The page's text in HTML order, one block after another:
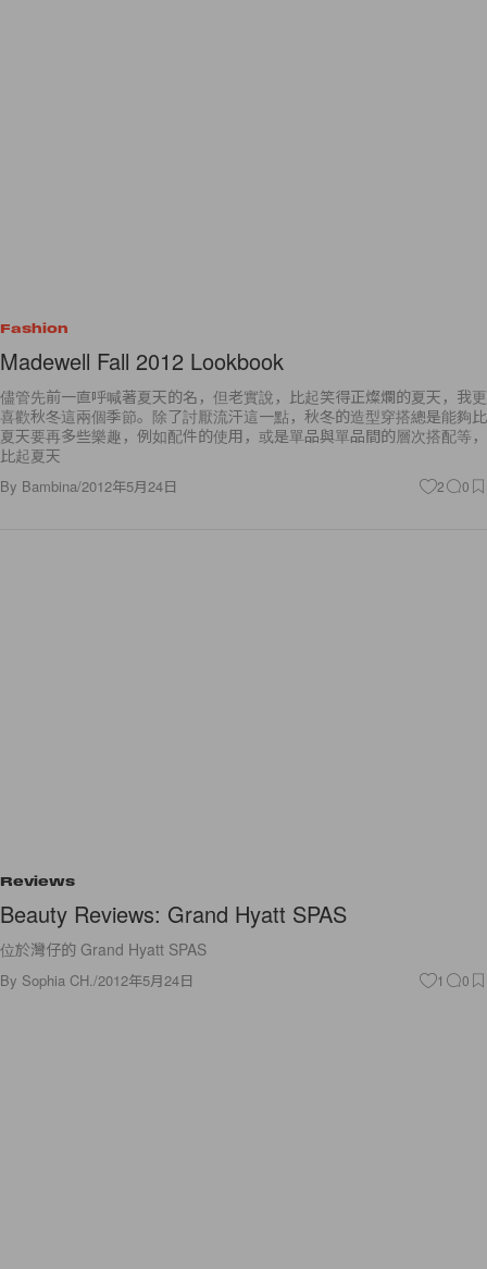
Fashion
Madewell Fall 2012 Lookbook
儘管先前一直呼喊著夏天的名，但老實說，比起笑得正燦爛的夏天，我更
喜歡秋冬這兩個季節。除了討厭流汗這一點，秋冬的造型穿搭總是能夠比
夏天要再多些樂趣，例如配件的使用，或是單品與單品間的層次搭配等，
比起夏天
By Bambina/2012年5月24日 2 0
Reviews
Beauty Reviews: Grand Hyatt SPAS
位於灣仔的 Grand Hyatt SPAS
By Sophia CH./2012年5月24日 1 0